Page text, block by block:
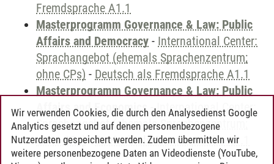
Fremdsprache A1.1
Masterprogramm Governance & Law: Public
Affairs and Democracy - International Center:
Sprachangebot (ehemals Sprachenzentrum;
ohne CPs) - Deutsch als Fremdsprache A1.1
Masterprogramm Governance & Law: Public
Affairs and Economics-International Center:
Sprachangebot (ehemals Sprachenzentrum;
ohne CPs)-Deutsch als Fremdsprache A1.1
Wir verwenden Cookies, die durch den Analysedienst Google
Analytics gesetzt und auf denen personenbezogene
Nutzerdaten gespeichert werden. Zudem übermitteln wir
weitere personenbezogene Daten an Videodienste (YouTube,